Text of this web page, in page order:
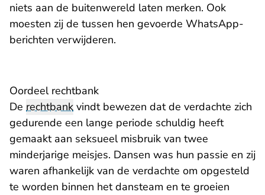
niets aan de buitenwereld laten merken. Ook
moesten zij de tussen hen gevoerde WhatsApp-
berichten verwijderen.
Oordeel rechtbank
De rechtbank vindt bewezen dat de verdachte zich
gedurende een lange periode schuldig heeft
gemaakt aan seksueel misbruik van twee
minderjarige meisjes. Dansen was hun passie en zij
waren afhankelijk van de verdachte om opgesteld
te worden binnen het dansteam en te groeien